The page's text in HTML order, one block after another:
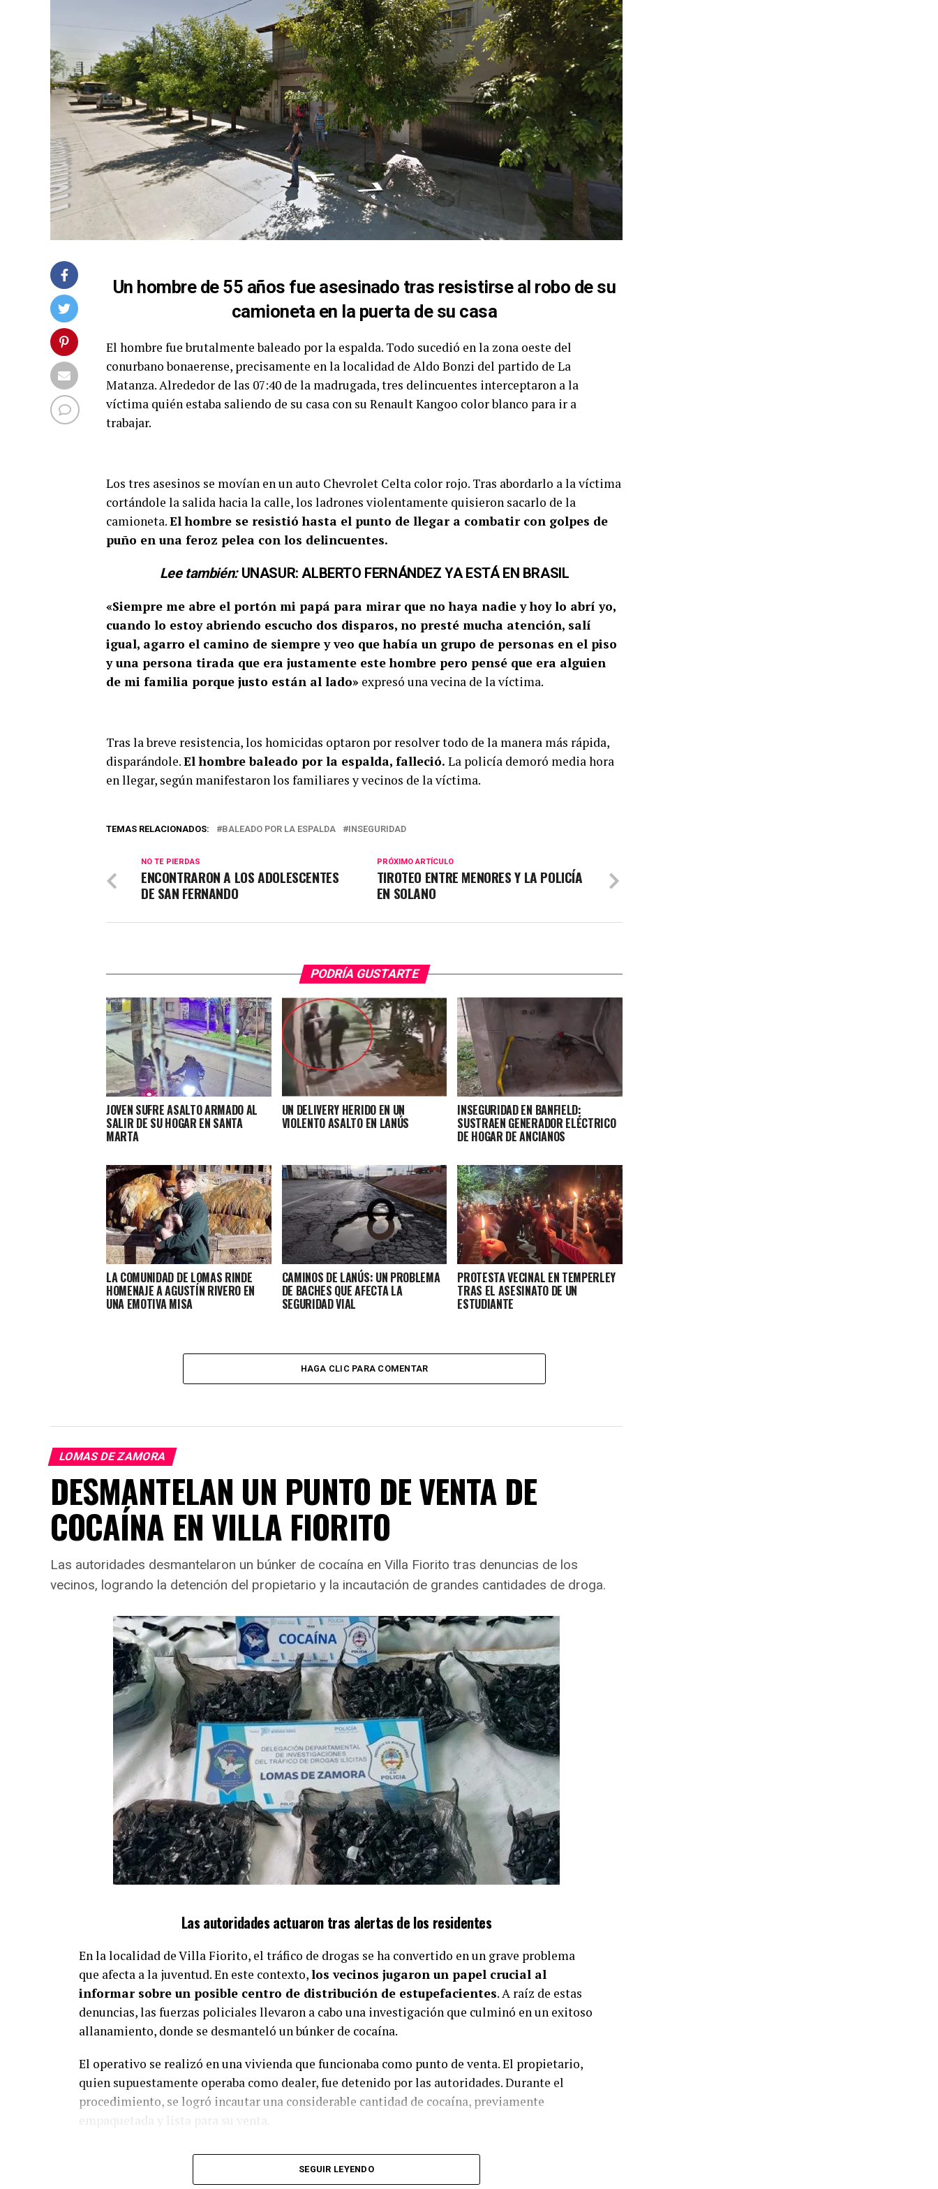
Un hombre de 55 años fue asesinado tras resistirse al robo de su
camioneta en la puerta de su casa
El hombre fue brutalmente baleado por la espalda. Todo sucedió en la zona oeste del
conurbano bonaerense, precisamente en la localidad de Aldo Bonzi del partido de La
Matanza. Alrededor de las 07:40 de la madrugada, tres delincuentes interceptaron a la
víctima quién estaba saliendo de su casa con su Renault Kangoo color blanco para ir a
trabajar.
Los tres asesinos se movían en un auto Chevrolet Celta color rojo. Tras abordarlo a la víctima
cortándole la salida hacia la calle, los ladrones violentamente quisieron sacarlo de la
camioneta.El hombre se resistió hasta el punto de llegar a combatir con golpes de
puño en una feroz pelea con los delincuentes.
Lee también: UNASUR: ALBERTO FERNÁNDEZ YA ESTÁ EN BRASIL
«Siempre me abre el portón mi papá para mirar que no haya nadie y hoy lo abrí yo,
cuando lo estoy abriendo escucho dos disparos, no presté mucha atención, salí
igual, agarro el camino de siempre y veo que había un grupo de personas en el piso
y una persona tirada que era justamente este hombre pero pensé que era alguien
de mi familia porque justo están al lado» expresó una vecina de la víctima.
Tras la breve resistencia, los homicidas optaron por resolver todo de la manera más rápida,
disparándole.El hombre baleado por la espalda, falleció. La policía demoró media hora
en llegar, según manifestaron los familiares y vecinos de la víctima.
TEMAS RELACIONADOS: BALEADO POR LA ESPALDA INSEGURIDAD
PRÓXIMO ARTÍCULO
TIROTEO ENTRE MENORES Y LA POLICÍA
EN SOLANO
NO TE PIERDAS
ENCONTRARON A LOS ADOLESCENTES
DE SAN FERNANDO
PODRÍA GUSTARTE
JOVEN SUFRE ASALTO ARMADO AL
SALIR DE SU HOGAR EN SANTA
MARTA
UN DELIVERY HERIDO EN UN
VIOLENTO ASALTO EN LANÚS
INSEGURIDAD EN BANFIELD:
SUSTRAEN GENERADOR ELÉCTRICO
DE HOGAR DE ANCIANOS
LA COMUNIDAD DE LOMAS RINDE
HOMENAJE A AGUSTÍN RIVERO EN
UNA EMOTIVA MISA
CAMINOS DE LANÚS: UN PROBLEMA
DE BACHES QUE AFECTA LA
SEGURIDAD VIAL
PROTESTA VECINAL EN TEMPERLEY
TRAS EL ASESINATO DE UN
ESTUDIANTE
HAGA CLIC PARA COMENTAR
LOMAS DE ZAMORA
DESMANTELAN UN PUNTO DE VENTA DE
COCAÍNA EN VILLA FIORITO
Las autoridades desmantelaron un búnker de cocaína en Villa Fiorito tras denuncias de los
vecinos, logrando la detención del propietario y la incautación de grandes cantidades de droga.
Las autoridades actuaron tras alertas de los residentes
En la localidad de Villa Fiorito, el tráfico de drogas se ha convertido en un grave problema
que afecta a la juventud. En este contexto,los vecinos jugaron un papel crucial al
informar sobre un posible centro de distribución de estupefacientes. A raíz de estas
denuncias, las fuerzas policiales llevaron a cabo una investigación que culminó en un exitoso
allanamiento, donde se desmanteló un búnker de cocaína.
El operativo se realizó en una vivienda que funcionaba como punto de venta. El propietario,
quien supuestamente operaba como dealer, fue detenido por las autoridades. Durante el
procedimiento, se logró incautar una considerable cantidad de cocaína, previamente
empaquetada y lista para su venta.
SEGUIR LEYENDO